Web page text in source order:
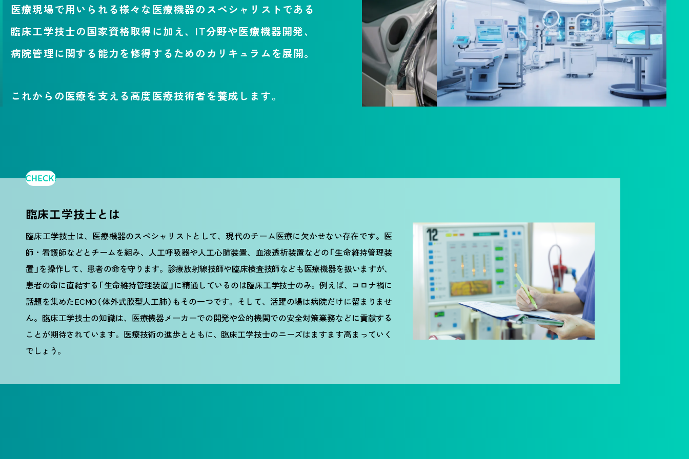
医療現場で用いられる様々な医療機器のスペシャリストである
臨床工学技士の国家資格取得に加え、 IT分野や医療機器開発、
病院管理に関する能力を修得するためのカリキュラムを展開。
これからの医療を支える高度医療技術者を養成します。
臨床工学技士とは
臨床工学技士は、医療機器のスペシャリストとして、現代のチーム医療に欠かせない存在です。医
師・看護師などとチームを組み、人工呼吸器や人工心肺装置、血液透析装置などの「生命維持管理装
置」を操作して、患者の命を守ります。診療放射線技師や臨床検査技師なども医療機器を扱いますが、
患者の命に直結する「生命維持管理装置」に精通しているのは臨床工学技士のみ。例えば、コロナ禍に
話題を集めたECMO（体外式膜型人工肺）もその一つです。そして、活躍の場は病院だけに留まりませ
ん。臨床工学技士の知識は、医療機器メーカーでの開発や公的機関での安全対策業務などに貢献する
ことが期待されています。医療技術の進歩とともに、臨床工学技士のニーズはますます高まっていく
でしょう。